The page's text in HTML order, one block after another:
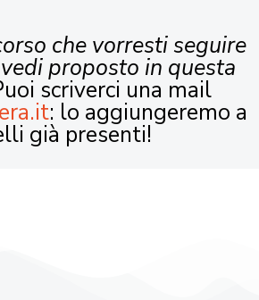
che vorresti seguire
proposto in questa
scriverci una mail
: lo aggiungeremo a
già presenti!